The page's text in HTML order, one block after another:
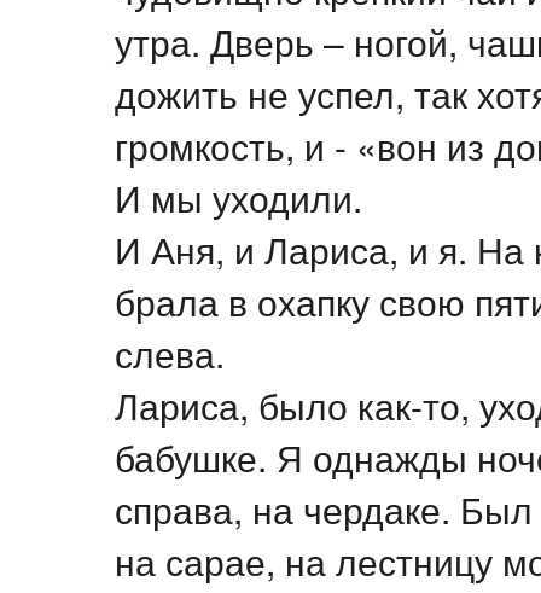
утра. Дверь – ногой,
дожить не успел, так
громкость, и - «вон из
И мы уходили.
И Аня, и Лариса, и я. На
брала в охапку свою
слева.
Лариса, было как-то,
бабушке. Я однажды
справа, на чердаке.
на сарае, на лестницу